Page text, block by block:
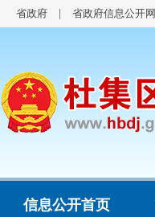
省政府 省政府信息公开网
信息公开首页